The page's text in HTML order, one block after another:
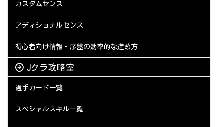
カスタムセンス
アディショナルセンス
初心者向け情報・序盤の効率的な進め方
Jクラ攻略室
選手カード一覧
スペシャルスキル一覧